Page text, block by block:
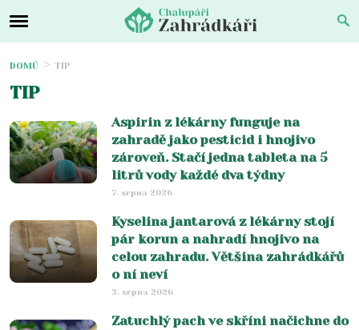
DOMŮ TIP
TIP
Aspirin z lékárny funguje na
zahradě jako pesticid i hnojivo
zároveň. Stačí jedna tableta na 5
litrů vody každé dva týdny
7. srpna 2026
Kyselina jantarová z lékárny stojí
pár korun a nahradí hnojivo na
celou zahradu. Většina zahrádkářů
o ní neví
3. srpna 2026
Zatuchlý pach ve skříni načichne do